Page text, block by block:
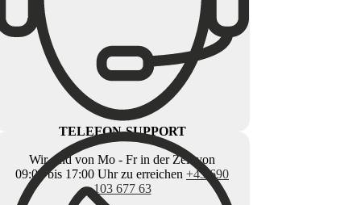
TELEFON-SUPPORT
Wir sind von Mo - Fr in der Zeit von
09:00 bis 17:00 Uhr zu erreichen +43 690
103 677 63